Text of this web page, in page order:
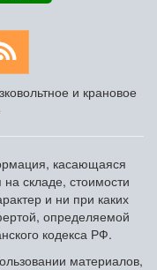
и крановое
касающаяся
на складе, стоимости
и ни при каких
определяемой
кодекса РФ.
материалов,